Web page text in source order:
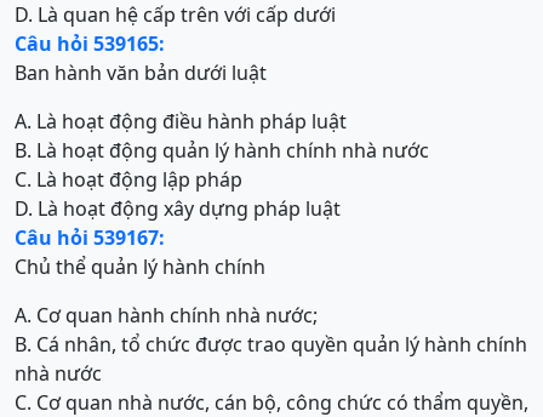
D. Là quan hệ cấp trên với cấp dưới
Câu hỏi 539165:
Ban hành văn bản dưới luật
A. Là hoạt động điều hành pháp luật
B. Là hoạt động quản lý hành chính nhà nước
C. Là hoạt động lập pháp
D. Là hoạt động xây dựng pháp luật
Câu hỏi 539167:
Chủ thể quản lý hành chính
A. Cơ quan hành chính nhà nước;
B. Cá nhân, tổ chức được trao quyền quản lý hành chính
nhà nước
C. Cơ quan nhà nước, cán bộ, công chức có thẩm quyền,